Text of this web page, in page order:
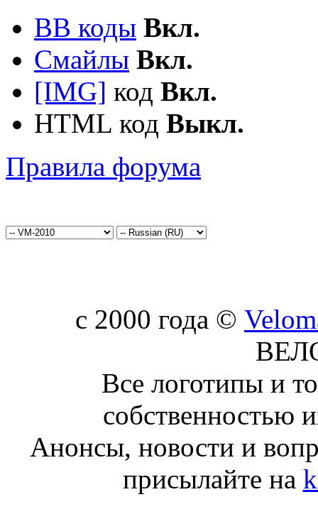
BB коды Вкл.
Смайлы Вкл.
[IMG] код Вкл.
HTML код Выкл.
Правила форума
c 2000 года ©
Все логотипы и
собственностью
Анонсы, новости и
присылайте на